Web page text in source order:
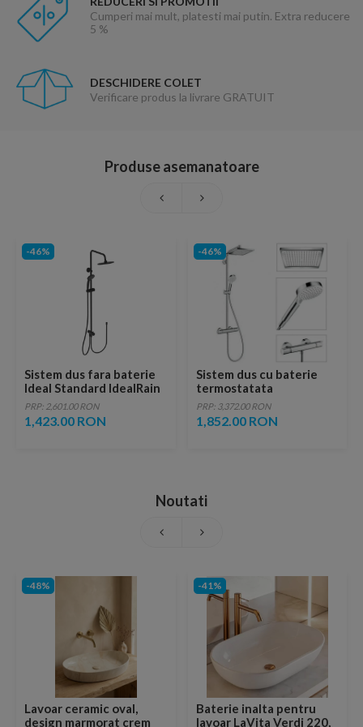
Cumperi mai mult, platesti mai putin. Extra reducere
5 %
DESCHIDERE COLET
Verificare produs la livrare GRATUIT
Produse asemanatoare
-46%
Sistem dus fara baterie
Ideal Standard IdealRain
Soft Duo negru mat
PRP: 2,601.00 RON
1,423.00 RON
-46%
Sistem dus cu baterie
termostatata
Hansghohe Crometta
E240
PRP: 3,372.00 RON
1,852.00 RON
Noutati
-48%
Lavoar ceramic oval,
design marmorat crem
-41%
Baterie inalta pentru
lavoar LaVita Verdi 220,